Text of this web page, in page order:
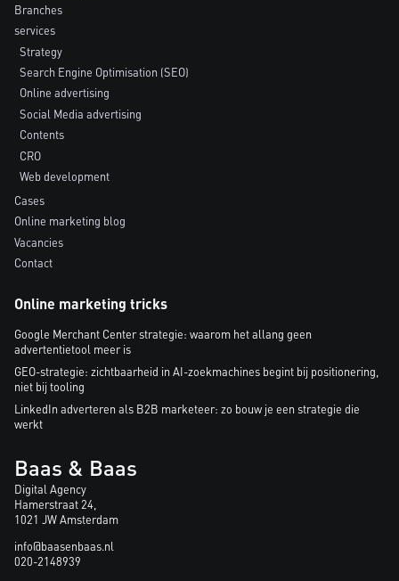
Branches
services
Strategy
Search Engine Optimisation (SEO)
Online advertising
Social Media advertising
Contents
CRO
Web development
Cases
Online marketing blog
Vacancies
Contact
Online marketing tricks
Google Merchant Center strategie: waarom het allang geen
advertentietool meer is
GEO-strategie: zichtbaarheid in AI-zoekmachines begint bij positionering,
niet bij tooling
LinkedIn adverteren als B2B marketeer: zo bouw je een strategie die
werkt
Baas & Baas
Digital Agency
Hamerstraat 24,
1021 JW Amsterdam
info@baasenbaas.nl
020-2148939